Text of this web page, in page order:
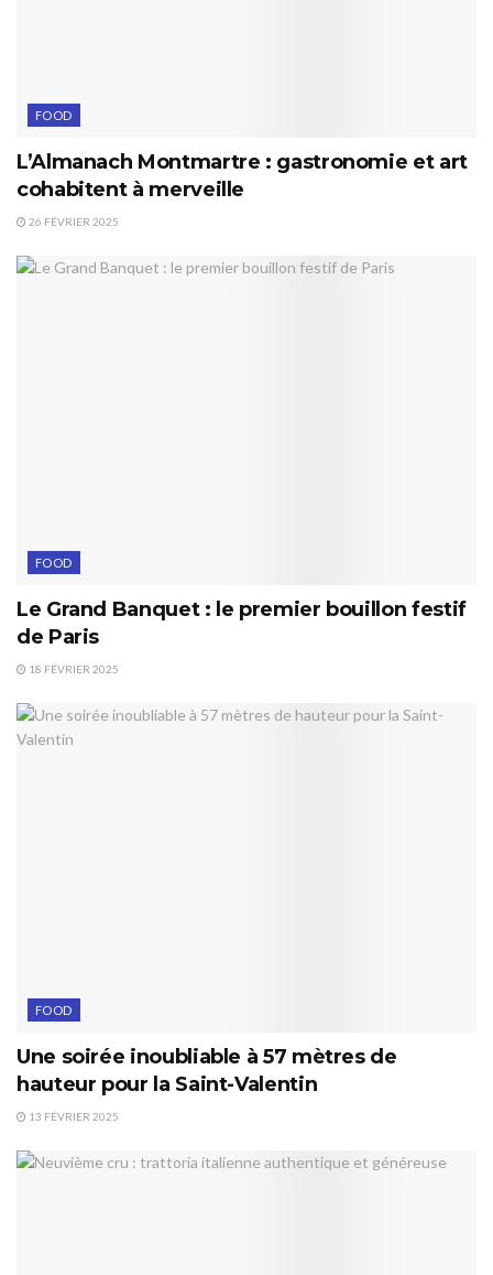
FOOD
L’Almanach Montmartre : gastronomie et art
cohabitent à merveille
26 FÉVRIER 2025
FOOD
Le Grand Banquet : le premier bouillon festif
de Paris
18 FÉVRIER 2025
FOOD
Une soirée inoubliable à 57 mètres de
hauteur pour la Saint-Valentin
13 FÉVRIER 2025